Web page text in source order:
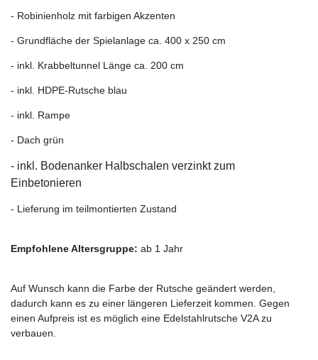
- Robinienholz mit farbigen Akzenten
- Grundfläche der Spielanlage ca. 400 x 250 cm
- inkl. Krabbeltunnel Länge ca. 200 cm
- inkl. HDPE-Rutsche blau
- inkl. Rampe
- Dach grün
- inkl. Bodenanker Halbschalen verzinkt zum
Einbetonieren
- Lieferung im teilmontierten Zustand
Empfohlene Altersgruppe: ab 1 Jahr
Auf Wunsch kann die Farbe der Rutsche geändert werden,
dadurch kann es zu einer längeren Lieferzeit kommen. Gegen
einen Aufpreis ist es möglich eine Edelstahlrutsche V2A zu
verbauen.